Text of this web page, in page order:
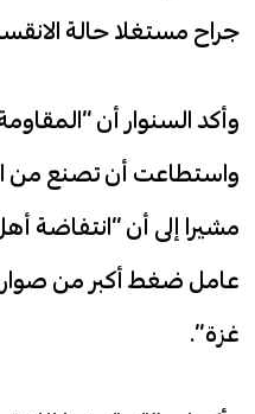
جراح مستغلا حالة
وأكد السنوار أن
واستطاعت أن تصنع من
مشيرا إلى أن “انتفاضة
عامل ضغط أكبر من
غزة”.